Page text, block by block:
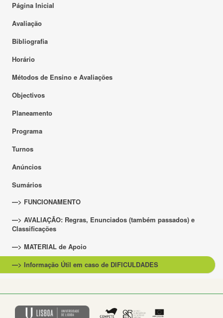
Página Inicial
Avaliação
Bibliografia
Horário
Métodos de Ensino e Avaliações
Objectivos
Planeamento
Programa
Turnos
Anúncios
Sumários
---> FUNCIONAMENTO
---> AVALIAÇÃO: Regras, Enunciados (também passados) e
Classificações
---> MATERIAL de Apoio
---> Informação Útil em caso de DIFICULDADES